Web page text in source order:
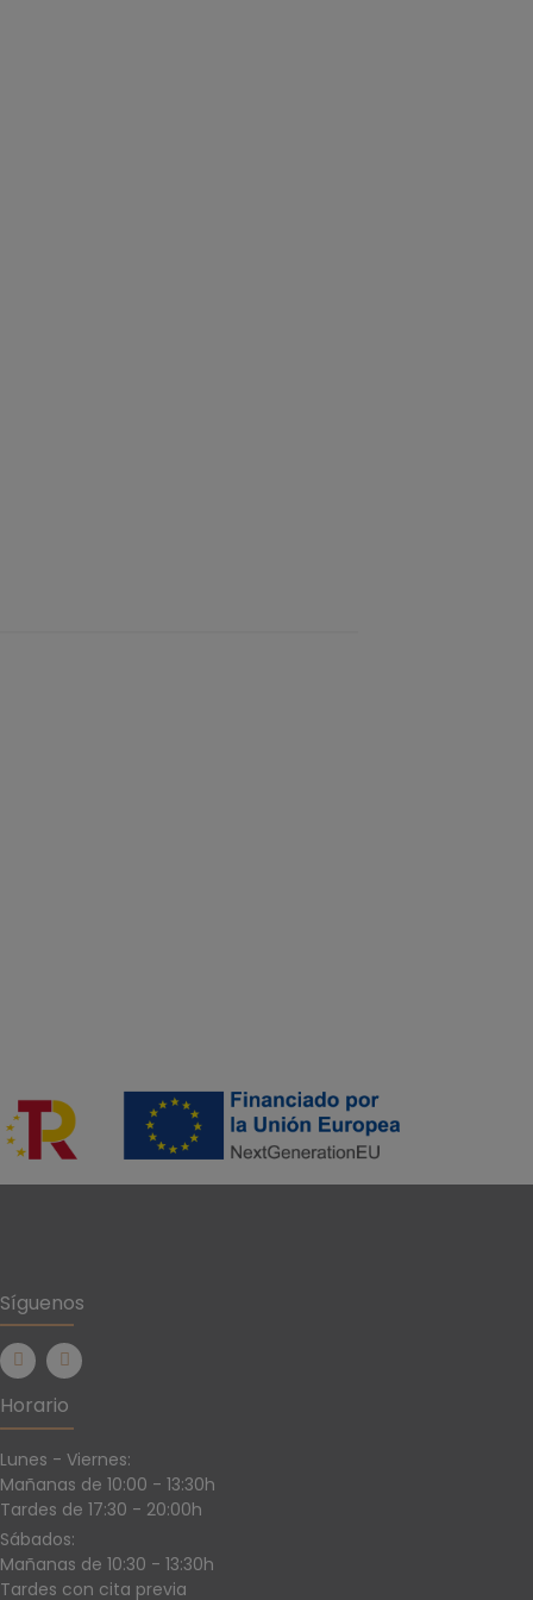
Síguenos
Horario
Lunes - Viernes:
Mañanas de 10:00 - 13:30h
Tardes de 17:30 - 20:00h
Sábados:
Mañanas de 10:30 - 13:30h
Tardes con cita previa